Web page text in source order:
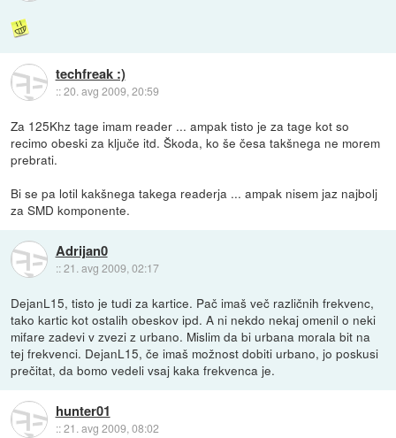
techfreak :)
::20. avg 2009, 20:59
Za 125Khz tage imam reader ... ampak tisto je za tage kot so
recimo obeski za ključe itd. Škoda, ko še česa takšnega ne morem
prebrati.
Bi se pa lotil kakšnega takega readerja ... ampak nisem jaz najbolj
za SMD komponente.
Adrijan0
::21. avg 2009, 02:17
DejanL15, tisto je tudi za kartice. Pač imaš več različnih frekvenc,
tako kartic kot ostalih obeskov ipd. A ni nekdo nekaj omenil o neki
mifare zadevi v zvezi z urbano. Mislim da bi urbana morala bit na
tej frekvenci. DejanL15, če imaš možnost dobiti urbano, jo poskusi
prečitat, da bomo vedeli vsaj kaka frekvenca je.
hunter01
::21. avg 2009, 08:02